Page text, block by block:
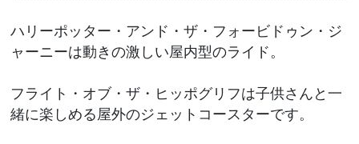
ハリーポッター・アンド・ザ・フォービドゥン・ジ
ャーニーは動きの激しい屋内型のライド。
フライト・オブ・ザ・ヒッポグリフは子供さんと一
緒に楽しめる屋外のジェットコースターです。